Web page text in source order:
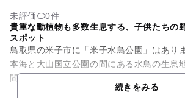
未評価
0件
貴重な動植物も多数生息する、子供たちの
スポット
鳥取県の米子市に「米子水鳥公園」はあり
本海と大山国立公園の間にある水鳥の生息
間の平均で約7万5千羽以上の鴨や雁が飛来
す。コハクチョウの約100...続きをみる